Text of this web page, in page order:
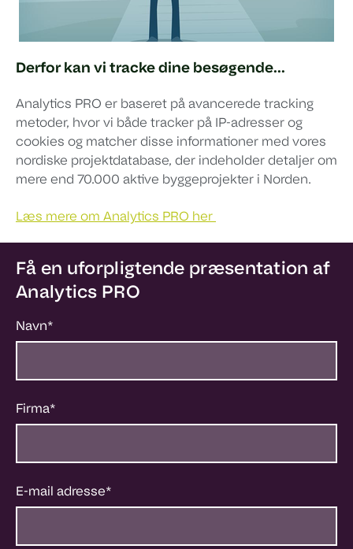
Derfor kan vi tracke dine besøgende...
Analytics PRO er baseret på avancerede tracking
metoder, hvor vi både tracker på IP-adresser og
cookies og matcher disse informationer med vores
nordiske projektdatabase, der indeholder detaljer om
mere end 70.000 aktive byggeprojekter i Norden.
Læs mere om Analytics PRO her
Få en uforpligtende præsentation af
Analytics PRO
Navn*
Firma*
E-mail adresse*